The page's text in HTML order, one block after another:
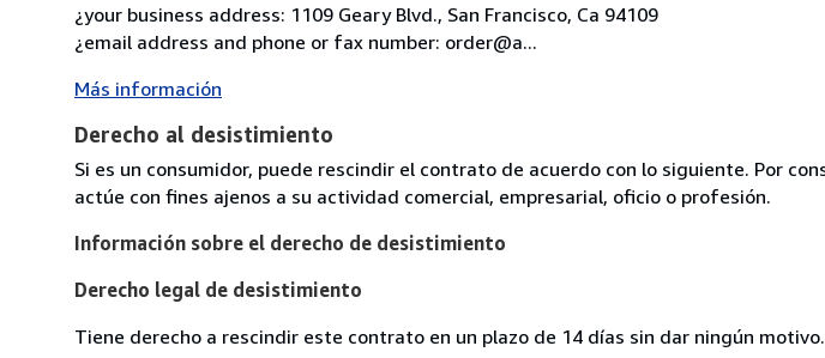
¿your business address: 1109 Geary Blvd., San Francisco, Ca 94109
¿email address and phone or fax number: order@a...
Más información
Derecho al desistimiento
Si es un consumidor, puede rescindir el contrato de acuerdo con lo siguiente. Por
actúe con fines ajenos a su actividad comercial, empresarial, oficio o profesión.
Información sobre el derecho de desistimiento
Derecho legal de desistimiento
Tiene derecho a rescindir este contrato en un plazo de 14 días sin dar ningún motivo.